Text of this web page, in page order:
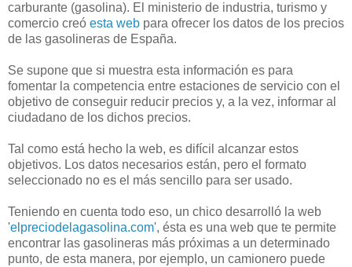
carburante (gasolina). El ministerio de industria, turismo y
comercio creó esta web para ofrecer los datos de los precios
de las gasolineras de España.
Se supone que si muestra esta información es para
fomentar la competencia entre estaciones de servicio con el
objetivo de conseguir reducir precios y, a la vez, informar al
ciudadano de los dichos precios.
Tal como está hecho la web, es difícil alcanzar estos
objetivos. Los datos necesarios están, pero el formato
seleccionado no es el más sencillo para ser usado.
Teniendo en cuenta todo eso, un chico desarrolló la web
'elpreciodelagasolina.com', ésta es una web que te permite
encontrar las gasolineras más próximas a un determinado
punto, de esta manera, por ejemplo, un camionero puede